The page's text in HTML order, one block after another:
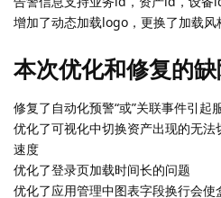
增加了动态加载logo，更换了加载风
本次优化和修复的
修复了自动化预警“或”关联事件引起
优化了可视化中切换资产出现的无
速度
优化了登录页加载时间长的问题
优化了应用管理中图表字段换行会使